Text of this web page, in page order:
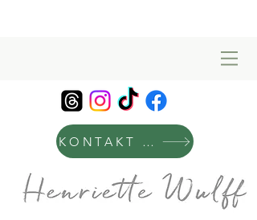
KONTAKT & MANAGEMENT